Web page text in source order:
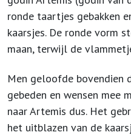
ronde taartjes gebakken
kaarsjes. De ronde vorm
maan, terwijl de
Men geloofde bovendien
gebeden en wensen mee
naar Artemis dus. Het
het uitblazen van de